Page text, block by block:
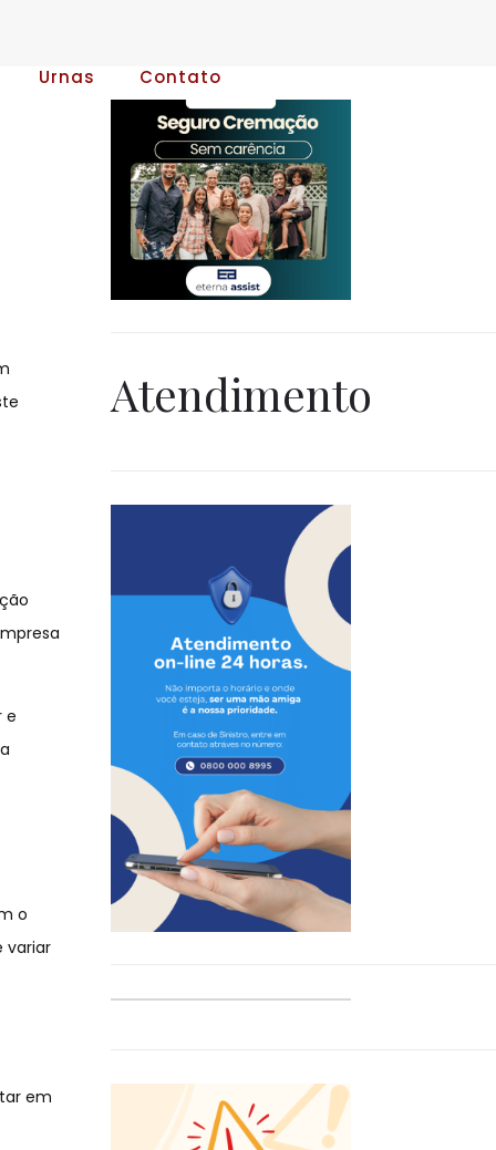
Urnas Contato
e
o
variar
em
Atendimento